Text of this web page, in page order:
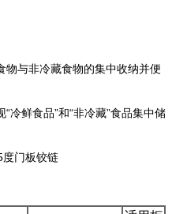
物与非冷藏食物的集中收纳并便
冷鲜食品”和“非冷藏”食品集中储
门板铰链